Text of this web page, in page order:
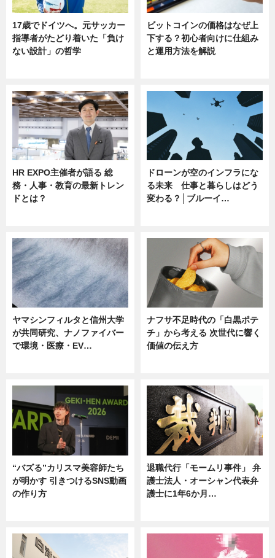
17歳でドイツへ。元サッカー
指導者がたどり着いた「負け
ない設計」の哲学
ビットコインの価格はなぜ上
下する？初心者向けに仕組み
と運用方法を解説
HR EXPO主催者が語る 総
務・人事・教育の最新トレン
ドとは？
ドローンが空のインフラにな
る未来 仕事と暮らしはどう
変わる？│ブルーイ…
ヤマシンフィルタと信州大学
が共同研究、ナノファイバー
で環境・医療・EV…
ナフサ不足時代の「白黒ポテ
チ」から考える 次世代に響く
価値の伝え方
“バズる”カリスマ美容師たち
が明かす 引きつけるSNS動画
の作り方
退職代行「モームリ事件」 弁
護士法人・オーシャン代表弁
護士に1年6か月…